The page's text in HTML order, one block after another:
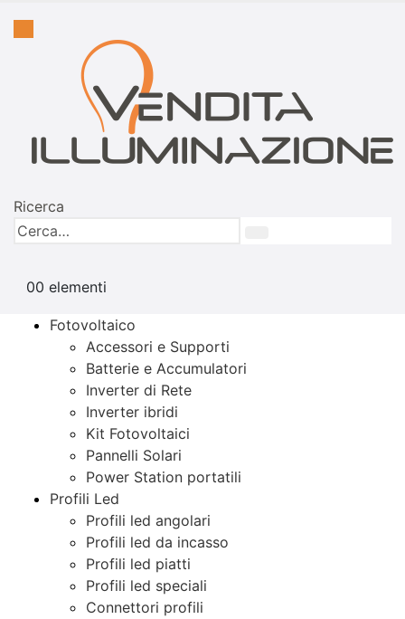
Ricerca
00 elementi
Fotovoltaico
Accessori e Supporti
Batterie e Accumulatori
Inverter di Rete
Inverter ibridi
Kit Fotovoltaici
Pannelli Solari
Power Station portatili
Profili Led
Profili led angolari
Profili led da incasso
Profili led piatti
Profili led speciali
Connettori profili